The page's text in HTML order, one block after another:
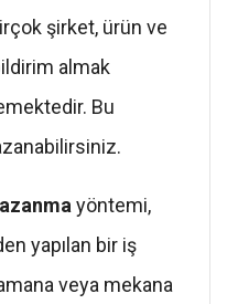
şirket, ürün ve
almak
Bu
yöntemi,
yapılan bir iş
veya mekana